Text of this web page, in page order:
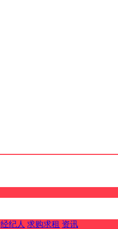
经纪人 求购求租 资讯